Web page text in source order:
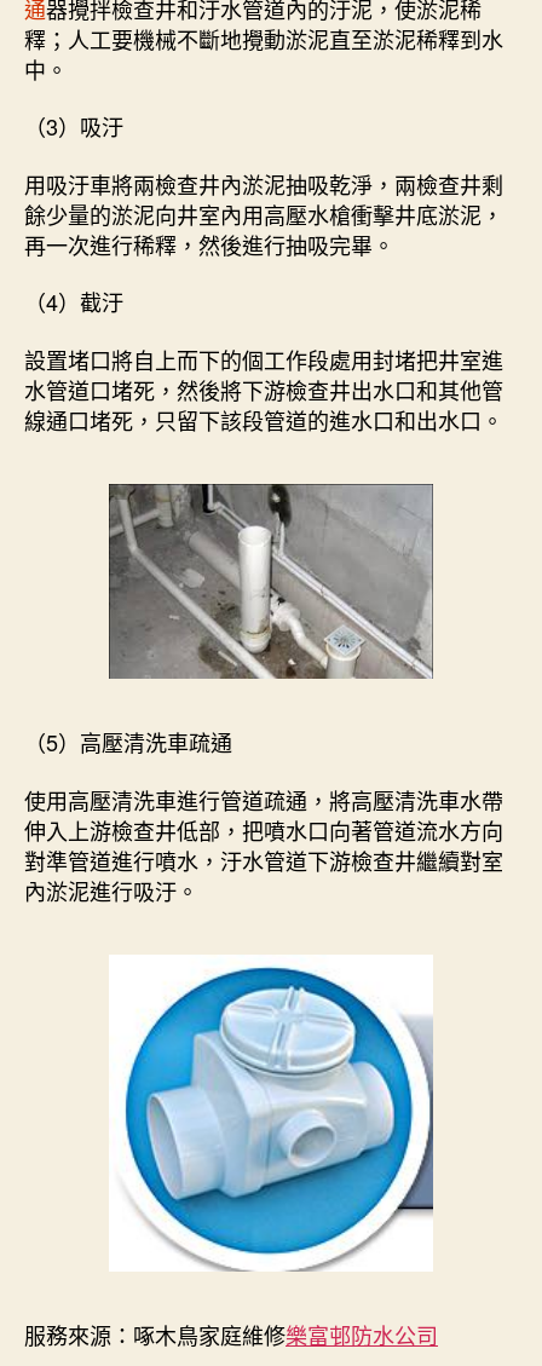
通器攪拌檢查井和汙水管道內的汙泥，使淤泥稀
釋；人工要機械不斷地攪動淤泥直至淤泥稀釋到水
中。
（3）吸汙
用吸汙車將兩檢查井內淤泥抽吸乾淨，兩檢查井剩
餘少量的淤泥向井室內用高壓水槍衝擊井底淤泥，
再一次進行稀釋，然後進行抽吸完畢。
（4）截汙
設置堵口將自上而下的個工作段處用封堵把井室進
水管道口堵死，然後將下游檢查井出水口和其他管
線通口堵死，只留下該段管道的進水口和出水口。
（5）高壓清洗車疏通
使用高壓清洗車進行管道疏通，將高壓清洗車水帶
伸入上游檢查井低部，把噴水口向著管道流水方向
對準管道進行噴水，汙水管道下游檢查井繼續對室
內淤泥進行吸汙。
服務來源：啄木鳥家庭維修樂富邨防水公司